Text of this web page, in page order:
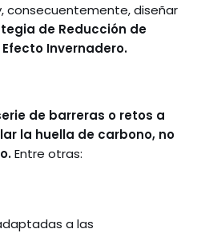
consecuentemente, diseñar
de Reducción de
Invernadero.
de barreras o retos a
la huella de carbono, no
Entre otras:
a las